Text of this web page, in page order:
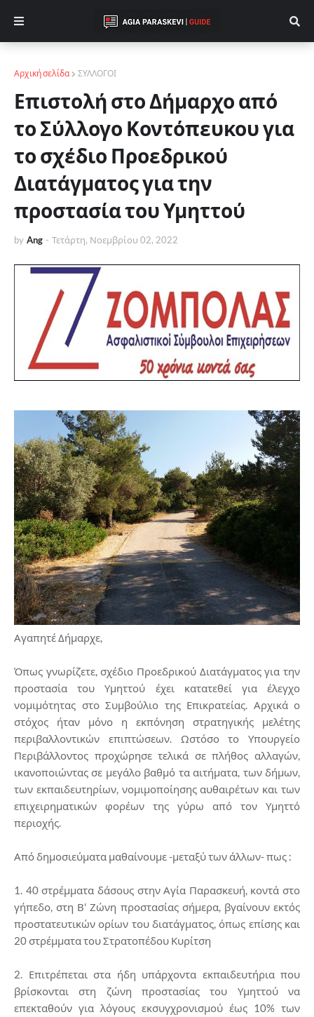
Αρχική σελίδα ΣΥΛΛΟΓΟΙ
Επιστολή στο Δήμαρχο από
το Σύλλογο Κοντόπευκου για
το σχέδιο Προεδρικού
Διατάγματος για την
προστασία του Υμηττού
by Ang - Τετάρτη, Νοεμβρίου 02, 2022
Αγαπητέ Δήμαρχε,
Όπως γνωρίζετε, σχέδιο Προεδρικού Διατάγματος για την
προστασία του Υμηττού έχει κατατεθεί για έλεγχο
νομιμότητας στο Συμβούλιο της Επικρατείας. Αρχικά ο
στόχος ήταν μόνο η εκπόνηση στρατηγικής μελέτης
περιβαλλοντικών επιπτώσεων. Ωστόσο το Υπουργείο
Περιβάλλοντος προχώρησε τελικά σε πλήθος αλλαγών,
ικανοποιώντας σε μεγάλο βαθμό τα αιτήματα, των δήμων,
των εκπαιδευτηρίων, νομιμοποίησης αυθαιρέτων και των
επιχειρηματικών φορέων της γύρω από τον Υμηττό
περιοχής.
Από δημοσιεύματα μαθαίνουμε -μεταξύ των άλλων- πως :
1. 40 στρέμματα δάσους στην Αγία Παρασκευή, κοντά στο
γήπεδο, στη Β' Ζώνη προστασίας σήμερα, βγαίνουν εκτός
προστατευτικών ορίων του διατάγματος, όπως επίσης και
20 στρέμματα του Στρατοπέδου Κυρίτση
2. Επιτρέπεται στα ήδη υπάρχοντα εκπαιδευτήρια που
βρίσκονται στη ζώνη προστασίας του Υμηττού να
επεκταθούν για λόγους εκσυγχρονισμού έως 10% των